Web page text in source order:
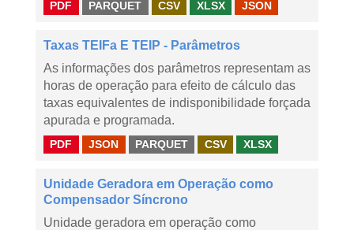
PDF PARQUET CSV XLSX JSON
Taxas TEIFa E TEIP - Parâmetros
As informações dos parâmetros representam as
horas de operação para efeito de cálculo das
taxas equivalentes de indisponibilidade forçada
apurada e programada.
PDF JSON PARQUET CSV XLSX
Unidade Geradora em Operação como
Compensador Síncrono
Unidade geradora em operação como